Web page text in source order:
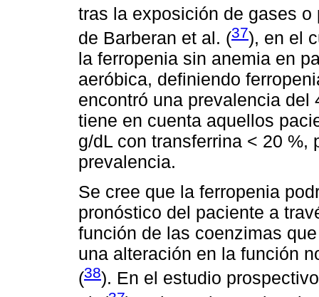
tras la exposición de gases
de Barberan et al. (37), en el
la ferropenia sin anemia en
aeróbica, definiendo
encontró una prevalencia
tiene en cuenta aquellos
g/dL con transferrina < 20
prevalencia.
Se cree que la ferropenia
pronóstico del paciente a
función de las coenzimas
una alteración en la función
(38). En el estudio